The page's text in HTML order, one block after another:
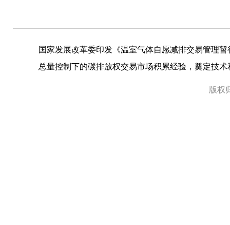
国家发展改革委印发《温室气体自愿减排交易管理
总量控制下的碳排放权交易市场积累经验，奠定技
版权